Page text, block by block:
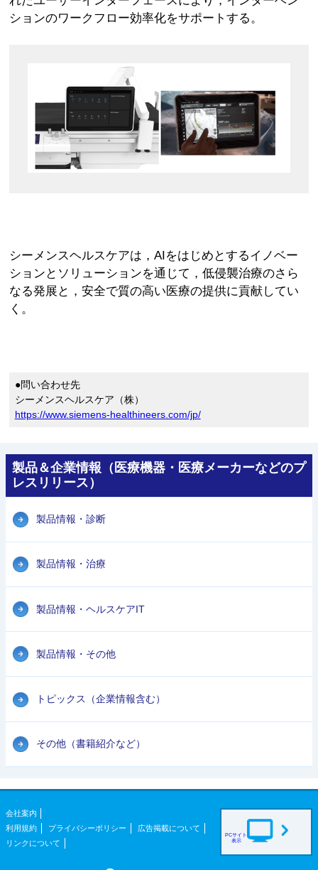
ションのワークフロー効率化をサポートする。
シーメンスヘルスケアは，AIをはじめとするイノベー
ションとソリューションを通じて，低侵襲治療のさら
なる発展と，安全で質の高い医療の提供に貢献してい
く。
●問い合わせ先
シーメンスヘルスケア（株）
https://www.siemens-healthineers.com/jp/
製品＆企業情報（医療機器・医療メーカーなどのプ
レスリリース）
製品情報・診断
製品情報・治療
製品情報・ヘルスケアIT
製品情報・その他
トピックス（企業情報含む）
その他（書籍紹介など）
会社案内
利用規約
プライバシーポリシー
広告掲載について
リンクについて
PCサイト
表示